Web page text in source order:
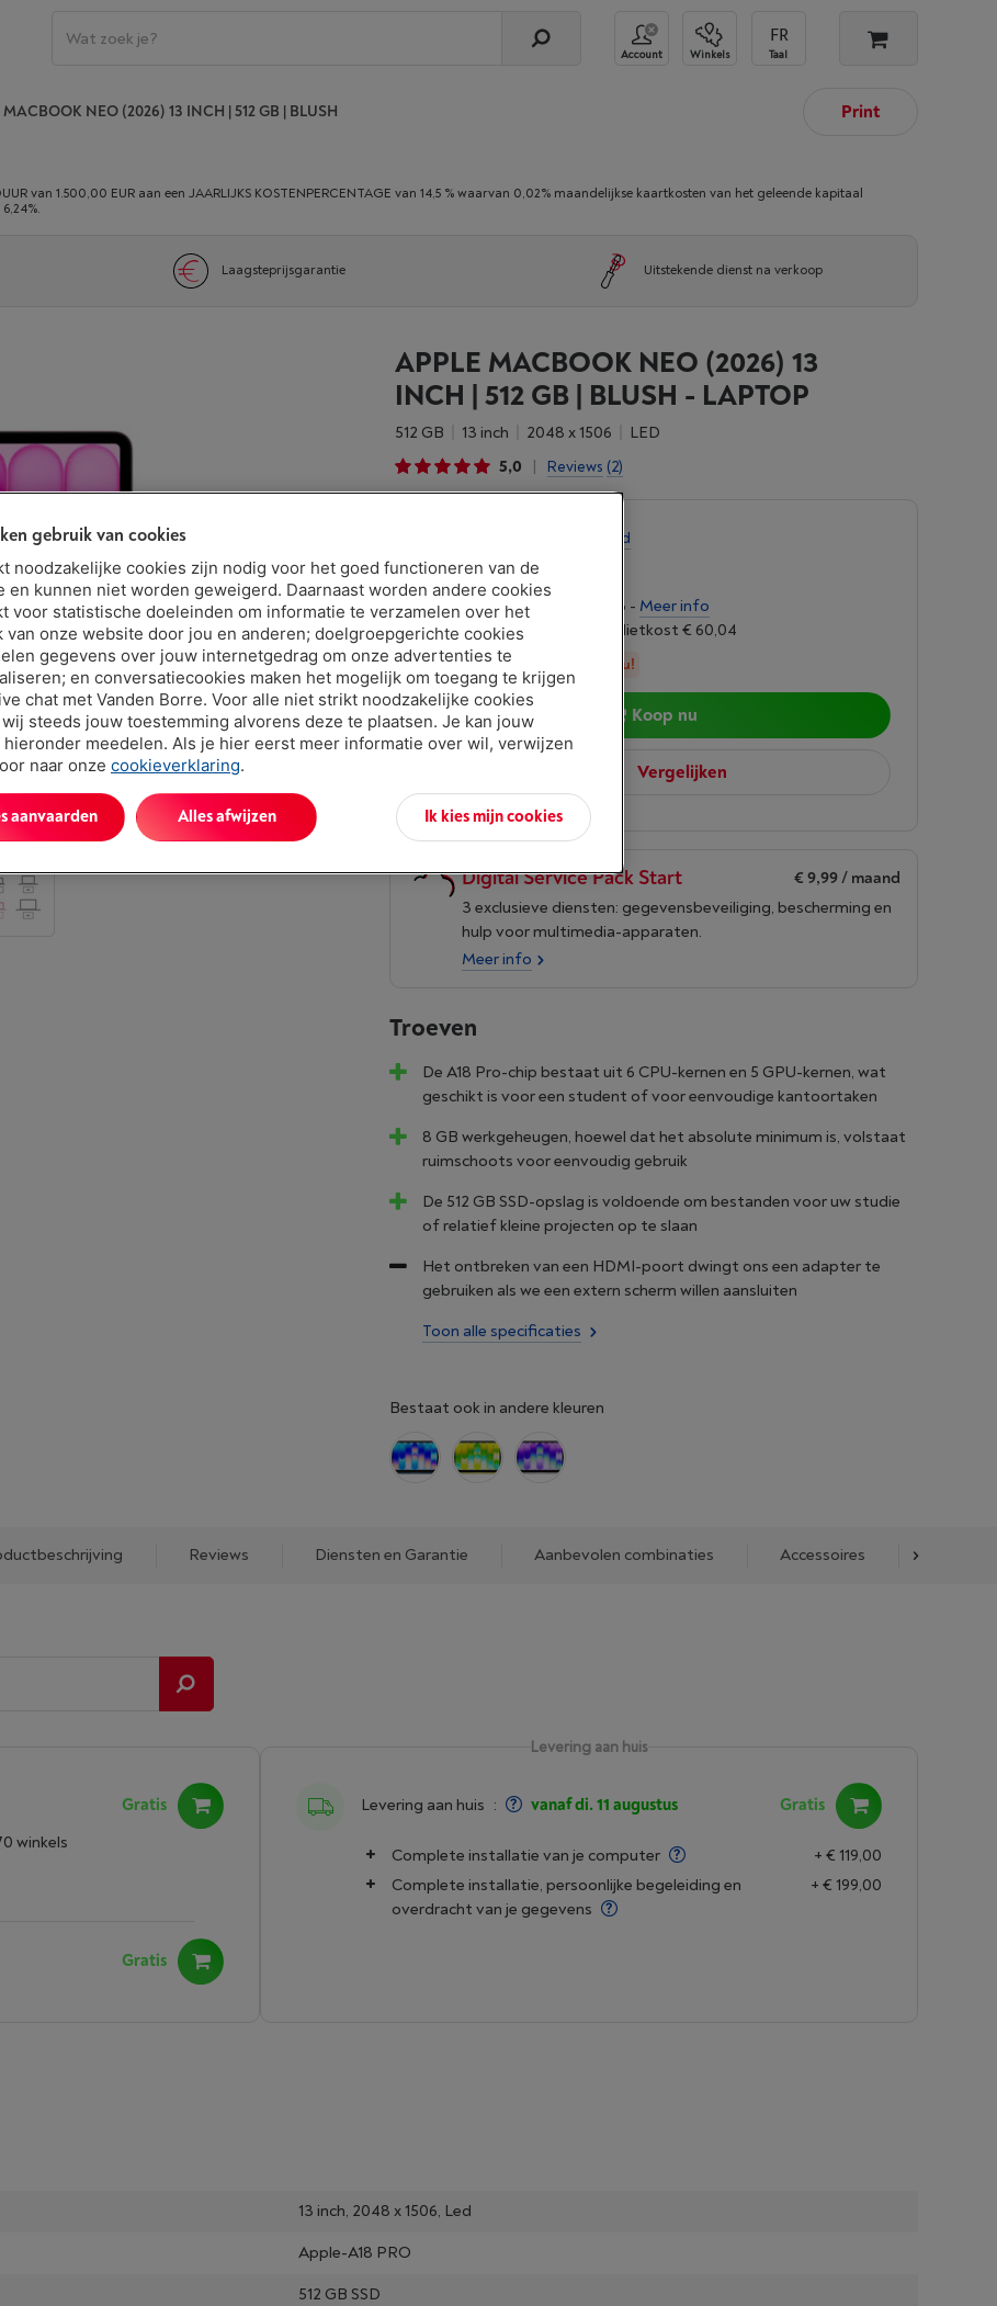
Account Winkels Taal
MACBOOK NEO (2026) 13 INCH | 512 GB | BLUSH Print
van 1.500,00 EUR aan een JAARLIJKS KOSTENPERCENTAGE van 14,5 % waarvan 0,02% maandelijkse kaartkosten van het geleende kapitaal
Laagsteprijsgarantie Uitstekende dienst na verkoop
APPLE MACBOOK NEO (2026) 13
INCH | 512 GB | BLUSH - LAPTOP
512 GB 13 inch 2048 x 1506
LED
5,0
| Reviews (2)
Bekijk voorraad
€ 899,00
Of 24 betalingen van € 39,96 - Meer info
Debetrentevoet 6,24%, Kredietkost € 60,04
Minder dan 5 in stock, bestel nu!
Koop nu
Vergelijken
Digital Service Pack Start € 9,99/ maand
3 exclusieve diensten: gegevensbeveiliging, bescherming en
hulp voor multimedia-apparaten.
Meer info
Troeven
De A18 Pro-chip bestaat uit 6 CPU-kernen en 5 GPU-kernen, wat
geschikt is voor een student of voor eenvoudige kantoortaken
8 GB werkgeheugen, hoewel dat het absolute minimum is, volstaat
ruimschoots voor eenvoudig gebruik
De 512 GB SSD-opslag is voldoende om bestanden voor uw studie
of relatief kleine projecten op te slaan
Het ontbreken van een HDMI-poort dwingt ons een adapter te
gebruiken als we een extern scherm willen aansluiten
Toon alle specificaties
Bestaat ook in andere kleuren
Reviews Diensten en Garantie Aanbevolen combinaties Accessoires
Levering aan huis
Levering aan huis : vanaf di. 11 augustus Gratis
Complete installatie van je computer
+ € 119,00
Complete installatie, persoonlijke begeleiding en
overdracht van je gegevens
+ € 199,00
Gratis
winkels
Gratis
13 inch, 2048 x 1506, Led
Apple-A18 PRO
512 GB SSD
gebruik van cookies
noodzakelijke cookies zijn nodig voor het goed functioneren van de
en kunnen niet worden geweigerd. Daarnaast worden andere cookies
voor statistische doeleinden om informatie te verzamelen over het
van onze website door jou en anderen; doelgroepgerichte cookies
gegevens over jouw internetgedrag om onze advertenties te
en conversatiecookies maken het mogelijk om toegang te krijgen
chat met Vanden Borre. Voor alle niet strikt noodzakelijke cookies
steeds jouw toestemming alvorens deze te plaatsen. Je kan jouw
hieronder meedelen. Als je hier eerst meer informatie over wil, verwijzen
naar onze cookieverklaring.
Ik kies mijn cookies
Alles afwijzen
aanvaarden